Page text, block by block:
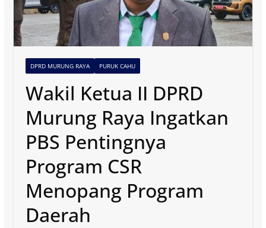
DPRD MURUNG RAYA PURUK CAHU
Wakil Ketua II DPRD
Murung Raya Ingatkan
PBS Pentingnya
Program CSR
Menopang Program
Daerah